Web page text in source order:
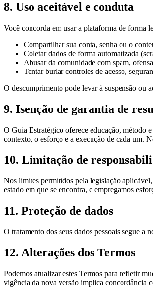
8. Uso aceitável e conduta
Você concorda em usar a plataforma de forma
Compartilhar sua conta, senha ou o
Coletar dados de forma automatizada
Abusar da comunidade com spam,
Tentar burlar controles de acesso,
O descumprimento pode levar à suspensão ou
9. Isenção de garantia de
O Guia Estratégico oferece educação, método
contexto, o esforço e a execução de cada um.
10. Limitação de
Nos limites permitidos pela legislação
estado em que se encontra, e empregamos
11. Proteção de dados
O tratamento dos seus dados pessoais segue a
12. Alterações dos Termos
Podemos atualizar estes Termos para refletir
vigência da nova versão implica concordância